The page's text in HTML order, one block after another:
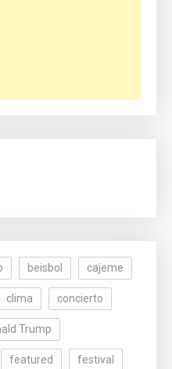
beisbol cajeme
clima concierto
Trump
featured festival